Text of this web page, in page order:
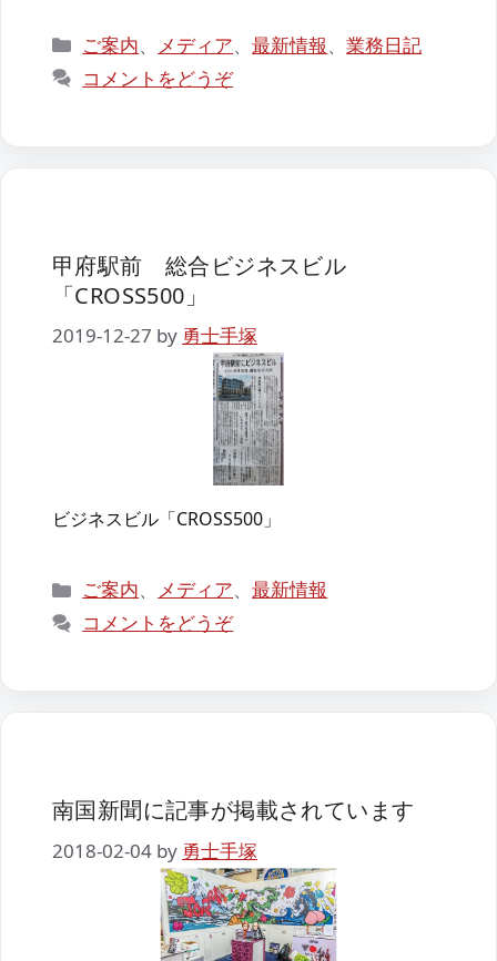
カ
テ
ご案内、 メディア、最新情報、業務日記
コメントをどうぞ
甲府駅前 総合ビジネスビル
「CROSS500」
2019-12-27 by 勇士手塚
ビジネスビル「CROSS500」
カ
テ
ご案内、 メディア、最新情報
コメントをどうぞ
南国新聞に記事が掲載されています
2018-02-04 by 勇士手塚